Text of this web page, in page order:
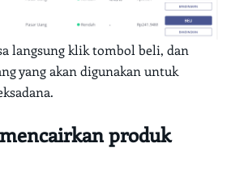
langsung klik tombol beli, dan
yang akan digunakan untuk
produk